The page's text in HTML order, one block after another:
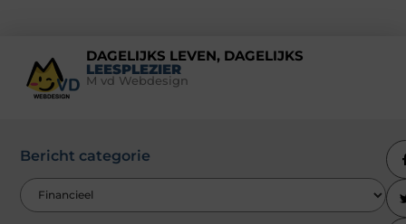
DAGELIJKS LEVEN, DAGELIJKS
LEESPLEZIER
M vd Webdesign
Bericht categorie